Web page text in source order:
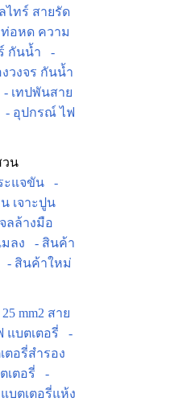
ไทร์ สายรัด
อหด ความ
กันน้ำ
-
วงจร กันน้ำ
- เทปพันสาย
- อุปกรณ์ ไฟ
วน
ะแจขัน
-
เจาะปูน
จลล้างมือ
ลง
- สินค้า
- สินค้าใหม่
25 mm2 สาย
แบตเตอรี่
-
ตอรี่สำรอง
เตอรี่
-
บตเตอรี่แห้ง